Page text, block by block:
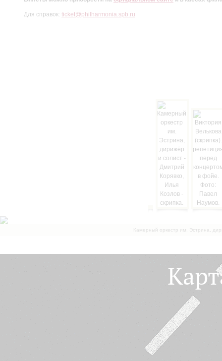
Для справок: ticket@philharmonia.spb.ru
Камерный оркестр им. Эстрина,